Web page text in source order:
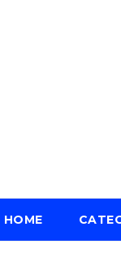
HOME